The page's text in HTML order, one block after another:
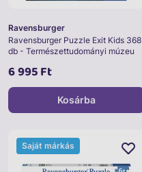
Ravensburger
Ravensburger Puzzle Exit Kids 368
db - Természettudományi múzeu
6 995 Ft
Kosárba
Saját márkás